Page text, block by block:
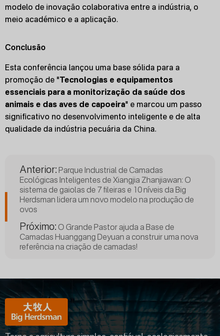
modelo de inovação colaborativa entre a indústria, o
meio académico e a aplicação.
Conclusão
Esta conferência lançou uma base sólida para a
promoção de "Tecnologias e equipamentos
essenciais para a monitorização da saúde dos
animais e das aves de capoeira" e marcou um passo
significativo no desenvolvimento inteligente e de alta
qualidade da indústria pecuária da China.
Anterior: Parque Industrial de Camadas
Ecológicas Inteligentes de Xiangjia Zhanjiawan: O
sistema de gaiolas de 7 fileiras e 10 níveis da Big
Herdsman lidera um novo modelo na produção de
ovos
Próximo: O Grande Pastor ajuda a Base de
Camadas Huanggang Deyuan a construir uma nova
referência na criação de camadas!